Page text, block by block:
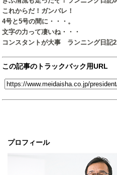
プロフィール
これからだ！ガンバレ！
4号と5号の間に・・・。
文字の力って凄いね・・・
コンスタントが大事 ランニング日記
この記事のトラックバック用URL